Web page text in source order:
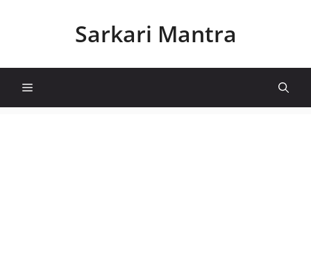
Sarkari Mantra
Menu